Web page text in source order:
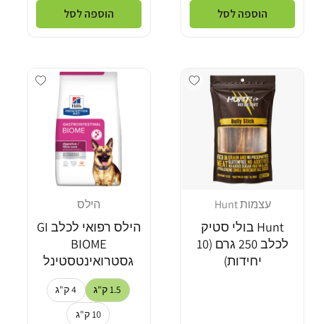
הוספה לסל הוספה לסל
Add wishlist
מוֹכֵר:עצמות Hunt
Hunt בולי סטיק
לכלב 250 גרם (10
יחידות)
wishlist
הילס
הילס רפואי לכלב GI
BIOME
גסטרואינטסטינל
1.5 ק"ג
4 ק"ג
10 ק"ג